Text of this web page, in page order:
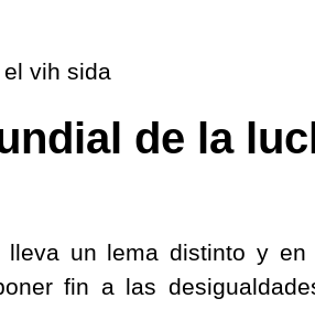
de la
un lema distinto y en
fin a las